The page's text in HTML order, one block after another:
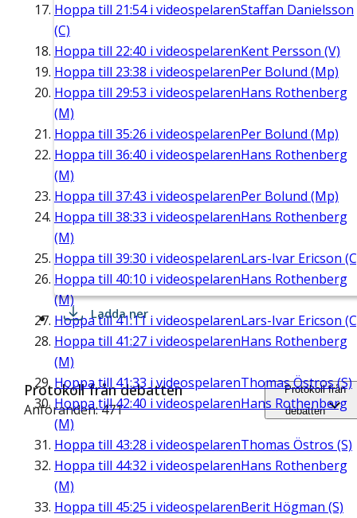
Hoppa till 21:54i videospelarenStaffan Danielsson
(C)
Hoppa till 22:40 i videospelarenKent Persson (V)
Hoppa till 23:38 i videospelarenPer Bolund (Mp)
Hoppa till 29:53 i videospelarenHans Rothenberg
(M)
Hoppa till 35:26 i videospelarenPer Bolund (Mp)
Hoppa till 36:40 i videospelarenHans Rothenberg
(M)
Hoppa till 37:43 i videospelarenPer Bolund (Mp)
Hoppa till 38:33 i videospelarenHans Rothenberg
(M)
Hoppa till 39:30 i videospelarenLars-Ivar Ericson
Hoppa till 40:10 i videospelarenHans Rothenberg
(M)
Hoppa till41:11 i videospelarenLars-Ivar Ericson
Hoppa till 41:27 i videospelarenHans Rothenberg
(M)
Hoppa till 41:33 i videospelarenThomas Östros (S)
Hoppa till42:40 i videospelarenHans Rothenberg
(M)
Hoppa till 43:28 i videospelarenThomas Östros (S)
Hoppa till 44:32 i videospelarenHans Rothenberg
(M)
Hoppa till 45:25 i videospelarenBerit Högman (S)
Ladda ner
Protokoll från debatten
Anföranden: 471
Protokoll från
debatten